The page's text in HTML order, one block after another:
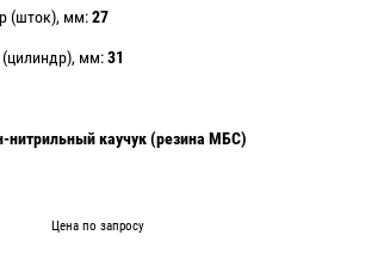
(шток), мм:27
мм:31
нитрильный каучук (резина МБС)
Цена по запросу